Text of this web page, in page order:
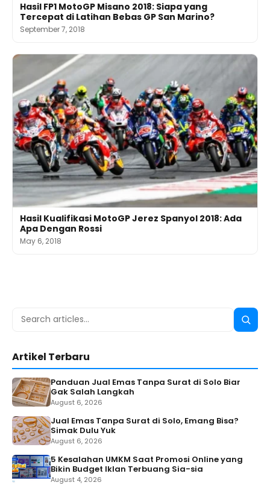
Hasil FP1 MotoGP Misano 2018: Siapa yang
Tercepat di Latihan Bebas GP San Marino?
September 7, 2018
Hasil Kualifikasi MotoGP Jerez Spanyol 2018: Ada
Apa Dengan Rossi
May 6, 2018
Search
Search
Artikel Terbaru
Panduan Jual Emas Tanpa Surat di Solo Biar
Gak Salah Langkah
August 6, 2026
Jual Emas Tanpa Surat di Solo, Emang Bisa?
Simak Dulu Yuk
August 6, 2026
5 Kesalahan UMKM Saat Promosi Online yang
Bikin Budget Iklan Terbuang Sia-sia
August 4, 2026